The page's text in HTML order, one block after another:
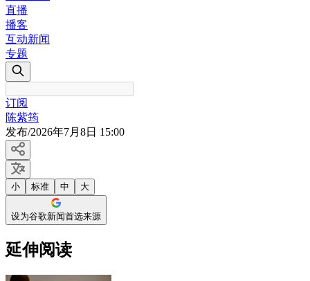
直播
播客
互动新闻
专题
订阅
陈紫筠
发布/2026年7月8日 15:00
小 标准 中 大
设为谷歌新闻首选来源
延伸阅读